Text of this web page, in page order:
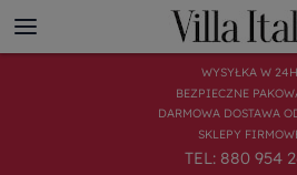
WYSYŁKA W 24H
BEZPIECZNE
DARMOWA DOSTAWA
SKLEPY
TEL: 880 954